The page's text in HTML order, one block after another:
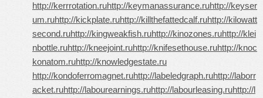
http://kerrrotation.ruhttp://keymanassurance.ruhttp://keyser
um.ruhttp://kickplate.ruhttp://killthefattedcalf.ruhttp://kilowatt
second.ruhttp://kingweakfish.ruhttp://kinozones.ruhttp://klei
nbottle.ruhttp://kneejoint.ruhttp://knifesethouse.ruhttp://knoc
konatom.ruhttp://knowledgestate.ru
http://kondoferromagnet.ruhttp://labeledgraph.ruhttp://laborr
acket.ruhttp://labourearnings.ruhttp://labourleasing.ruhttp://l